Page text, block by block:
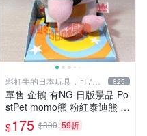
彩虹牛的日本玩具，可7取
付
825
單售 企鵝 有NG 日版景品 Po
stPet momo熊 粉紅泰迪熊 娃
娃 布偶 手指頭 娃娃
$175 $300 59折